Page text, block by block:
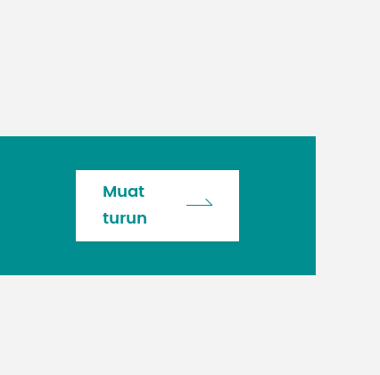
Muat
turun